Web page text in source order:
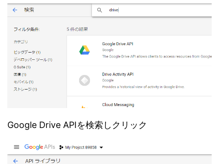
Google Drive APIを検索しクリック